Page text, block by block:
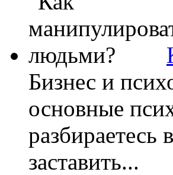
Бизнес и
основные
разбираетесь
заставить...